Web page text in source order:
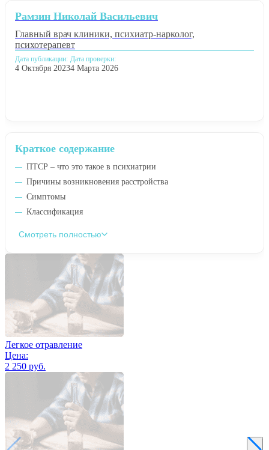
Краткое содержание
ПТСР – что это такое в психиатрии
Причины возникновения расстройства
Симптомы
Классификация
Смотреть полностью
Рамзин Николай Васильевич
Главный врач клиники, психиатр-нарколог,
психотерапевт
Дата публикации:
4 Октября 2023
Дата проверки:
4 Марта 2026
Легкое отравление
Цена:
2 250 руб.